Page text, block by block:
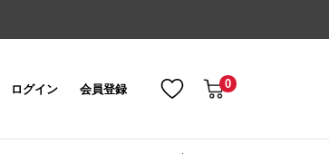
ログイン 会員登録 0